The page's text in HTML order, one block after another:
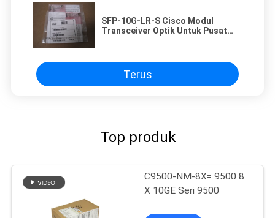
SFP-10G-LR-S Cisco Modul
Transceiver Optik Untuk Pusat
Terus
Top produk
C9500-NM-8X= 9500 8
X 10GE Seri 9500